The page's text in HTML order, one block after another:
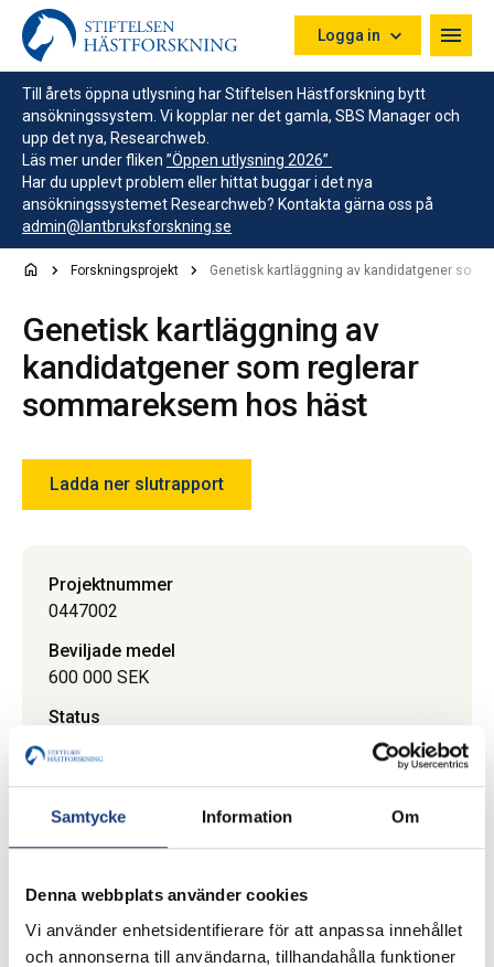
Samtycke Information Om
Denna webbplats använder cookies
Vi använder enhetsidentifierare för att anpassa innehållet
och annonserna till användarna, tillhandahålla funktioner
Hoppa till innehåll
Logga in
Till årets öppna utlysning har Stiftelsen Hästforskning bytt
ansökningssystem. Vi kopplar ner det gamla, SBS Manager och
upp det nya, Researchweb.
Läs mer under fliken ”Öppen utlysning 2026”
Har du upplevt problem eller hittat buggar i det nya
ansökningssystemet Researchweb? Kontakta gärna oss på
admin@lantbruksforskning.se
Forskningsprojekt Genetisk kartläggning av kandidatgener som
Genetisk kartläggning av
kandidatgener som reglerar
sommareksem hos häst
Ladda ner slutrapport
Projektnummer
0447002
Beviljade medel
600 000 SEK
Status
Ansökningsår
2005
Slutrapport